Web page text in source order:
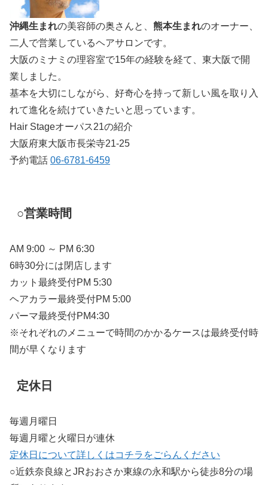
沖縄生まれの美容師の奥さんと、 熊本生まれのオーナー、
二人で営業しているヘアサロンです。
大阪のミナミの理容室で15年の経験を経て、東大阪で開
業しました。
基本を大切にしながら、好奇心を持って新しい風を取り入
れて進化を続けていきたいと思っています。
Hair Stageオーパス21の紹介
大阪府東大阪市長栄寺21-25
予約電話 06-6781-6459
○営業時間
AM 9:00 ～ PM 6:30
6時30分には閉店します
カット最終受付PM 5:30
ヘアカラー最終受付PM 5:00
パーマ最終受付PM4:30
※それぞれのメニューで時間のかかるケースは最終受付時
間が早くなります
定休日
毎週月曜日
毎週月曜と火曜日が連休
定休日について詳しくはコチラをごらんください
○近鉄奈良線とJRおおさか東線の永和駅から徒歩8分の場